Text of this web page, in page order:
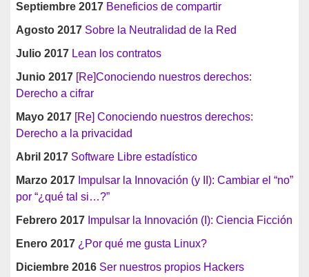
Septiembre 2017 Beneficios de compartir
Agosto 2017 Sobre la Neutralidad de la Red
Julio 2017 Lean los contratos
Junio 2017 [Re]Conociendo nuestros derechos:
Derecho a cifrar
Mayo 2017 [Re] Conociendo nuestros derechos:
Derecho a la privacidad
Abril 2017 Software Libre estadístico
Marzo 2017 Impulsar la Innovación (y II): Cambiar el “no”
por “¿qué tal si…?”
Febrero 2017 Impulsar la Innovación (I): Ciencia Ficción
Enero 2017 ¿Por qué me gusta Linux?
Diciembre 2016 Ser nuestros propios Hackers